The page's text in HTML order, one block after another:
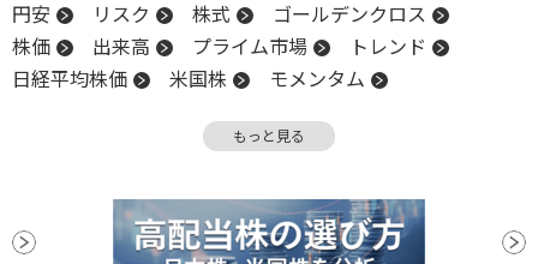
円安 リスク 株式
ゴールデンクロス
株価
出来高 プライム市場
トレンド
日経平均株価
米国株
モメンタム
安値 もっと見る